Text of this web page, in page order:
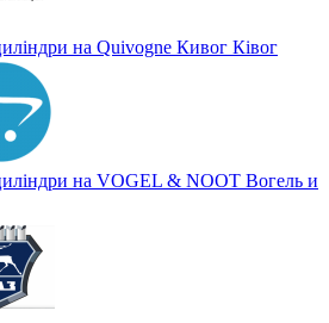
на Quivogne Кивог Ківог
на VOGEL & NOOT Вогель и